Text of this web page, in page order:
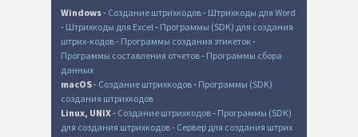
Windows- Создание штрихкодов- Штрихкоды для Word
- Штрихкоды для Excel- Программы (SDK) для создания
штрих-кодов- Программы создания этикеток-
Программы составления отчетов- Программы сбора
данных
macOS- Создание штрихкодов- Программы (SDK)
создания штрихкодов
Linux, UNIX- Создание штрихкодов- Программы (SDK)
для создания штрихкодов- Сервер для создания штрих